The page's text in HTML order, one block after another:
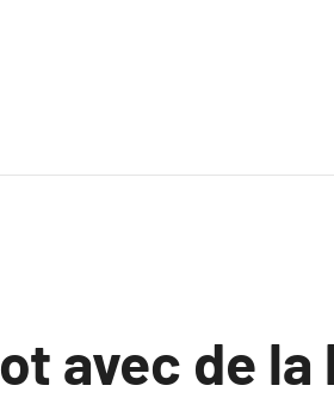
avec de la